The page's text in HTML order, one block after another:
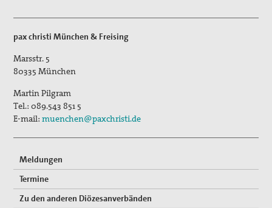
pax christi München & Freising
Marsstr. 5
80335 München
Martin Pilgram
Tel.:089.543 851 5
E-mail:muenchen@paxchristi.de
Meldungen
Termine
Zu den anderen Diözesanverbänden